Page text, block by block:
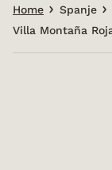
Home Spanje
Villa Montaña